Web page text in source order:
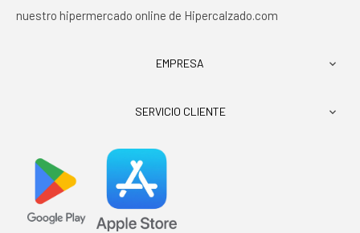
nuestro hipermercado online de Hipercalzado.com
EMPRESA 
SERVICIO CLIENTE 